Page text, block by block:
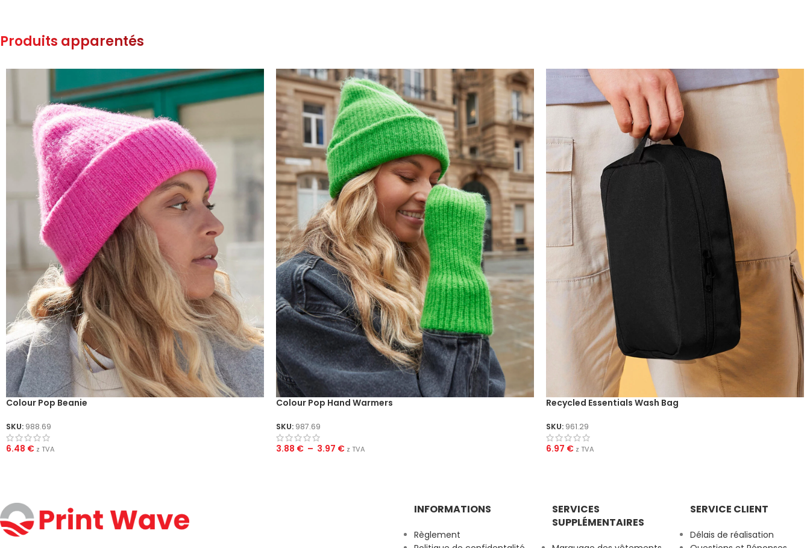
Produits apparentés
Colour Pop Beanie
SKU: 988.69
6.48 € z TVA
Colour Pop Hand Warmers
SKU: 987.69
3.88 € – 3.97 € z TVA
Recycled Essentials Wash Bag
SKU: 961.29
6.97 € z TVA
INFORMATIONS
Règlement
SERVICES
SUPPLÉMENTAIRES
SERVICE CLIENT
Délais de réalisation